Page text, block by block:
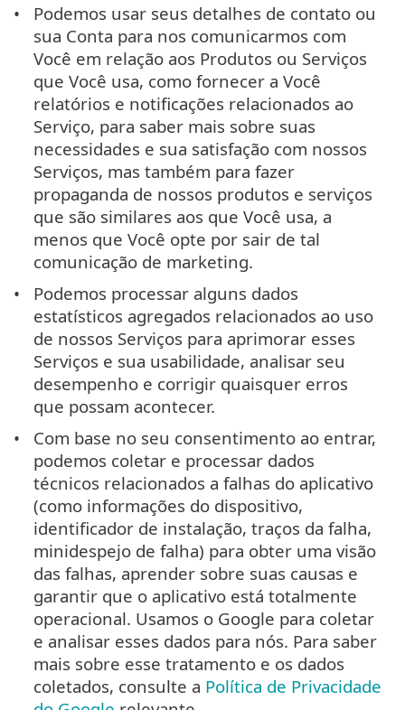
Podemos usar seus detalhes de contato ou
sua Conta para nos comunicarmos com
Você em relação aos Produtos ou Serviços
que Você usa, como fornecer a Você
relatórios e notificações relacionados ao
Serviço, para saber mais sobre suas
necessidades e sua satisfação com nossos
Serviços, mas também para fazer
propaganda de nossos produtos e serviços
que são similares aos que Você usa, a
menos que Você opte por sair de tal
comunicação de marketing.
Podemos processar alguns dados
estatísticos agregados relacionados ao uso
de nossos Serviços para aprimorar esses
Serviços e sua usabilidade, analisar seu
desempenho e corrigir quaisquer erros
que possam acontecer.
Com base no seu consentimento ao entrar,
podemos coletar e processar dados
técnicos relacionados a falhas do aplicativo
(como informações do dispositivo,
identificador de instalação, traços da falha,
minidespejo de falha) para obter uma visão
das falhas, aprender sobre suas causas e
garantir que o aplicativo está totalmente
operacional. Usamos o Google para coletar
e analisar esses dados para nós. Para saber
mais sobre esse tratamento e os dados
coletados, consulte a Política de Privacidade